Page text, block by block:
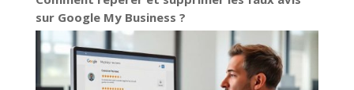
sur Google My Business ?